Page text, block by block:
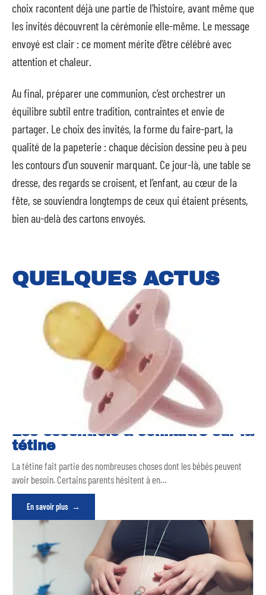
choix racontent déjà une partie de l’histoire, avant même que
les invités découvrent la cérémonie elle-même. Le message
envoyé est clair : ce moment mérite d’être célébré avec
attention et chaleur.
Au final, préparer une communion, c’est orchestrer un
équilibre subtil entre tradition, contraintes et envie de
partager. Le choix des invités, la forme du faire-part, la
qualité de la papeterie : chaque décision dessine peu à peu
les contours d’un souvenir marquant. Ce jour-là, une table se
dresse, des regards se croisent, et l’enfant, au cœur de la
fête, se souviendra longtemps de ceux qui étaient présents,
bien au-delà des cartons envoyés.
QUELQUES ACTUS
Les essentiels à connaître sur la
tétine
La tétine fait partie des nombreuses choses dont les bébés peuvent
avoir besoin. Certains parents hésitent à en…
En savoir plus